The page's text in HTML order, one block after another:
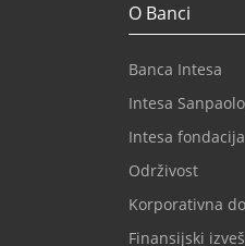
O Banci
Banca Intesa
Intesa
Intesa fondacija
Održivost
Korporativna
Finansijski